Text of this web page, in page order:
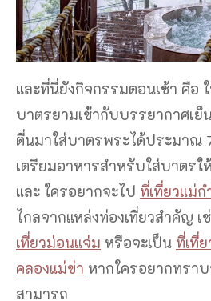
และที่นี่ยังกิจกรรมตอนเช้า คือ
บาตรยามเช้ากับบรรยากาศเย็
ตื่นมาใส่บาตรพระได้ประมาณ
เตรียมอาหารสำหรับใส่บาตร
และ ใครอยากจะไป ที่เที่ยวแม่ก
ไกลจากแหล่งท่องเที่ยวสำคัญ เ
เที่ยวม่อนแจ่ม หรือจะเป็น ที่เที่
คลองแม่ข่า หากใครอยากทราบ
สามารถ